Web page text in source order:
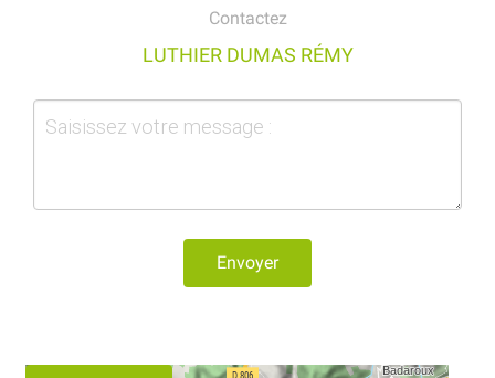
Contactez
LUTHIER DUMAS RÉMY
Envoyer